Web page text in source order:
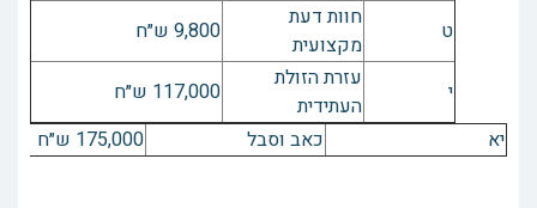
ט
חוות דעת
מקצועית
9,800 ש״ח
י
עזרת הזולת
העתידית
117,000 ש״ח
יא
כאב וסבל 175,000 ש״ח